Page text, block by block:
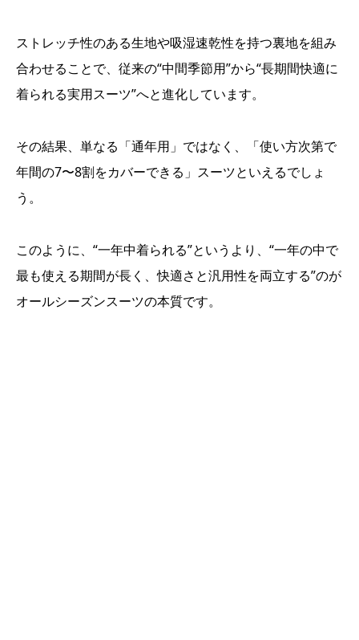
ストレッチ性のある生地や吸湿速乾性を持つ裏地を組み
合わせることで、従来の“中間季節用”から“長期間快適に
着られる実用スーツ”へと進化しています。
その結果、単なる「通年用」ではなく、「使い方次第で
年間の7〜8割をカバーできる」スーツといえるでしょ
う。
このように、“一年中着られる”というより、“一年の中で
最も使える期間が長く、快適さと汎用性を両立する”のが
オールシーズンスーツの本質です。